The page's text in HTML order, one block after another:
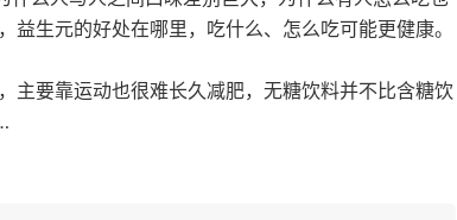
生元的好处在哪里，吃什么、怎么吃可能更健康。
主要靠运动也很难长久减肥，无糖饮料并不比含糖饮